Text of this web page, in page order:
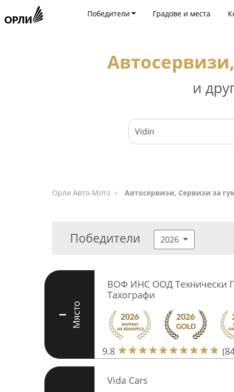
Победители Градове и места
и
Орли Aвто-Mото Автосервизи, Сервизи за
Победители 2026
I Място
ВОФ ИНС ООД Технически
Тахографи
9.8
Vida Cars